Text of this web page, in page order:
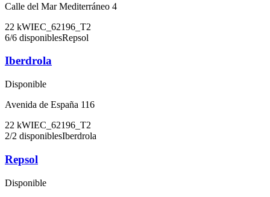
Calle del Mar Mediterráneo 4
22 kWIEC_62196_T2
6/6 disponiblesRepsol
Iberdrola
Disponible
Avenida de España 116
22 kWIEC_62196_T2
2/2 disponiblesIberdrola
Repsol
Disponible